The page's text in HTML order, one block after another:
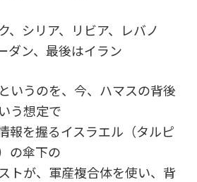
、シリア、リビア、レバノ
ダン、最後はイラン
いうのを、今、ハマスの背後
う想定で
報を握るイスラエル（タルピ
の傘下の
トが、軍産複合体を使い、背